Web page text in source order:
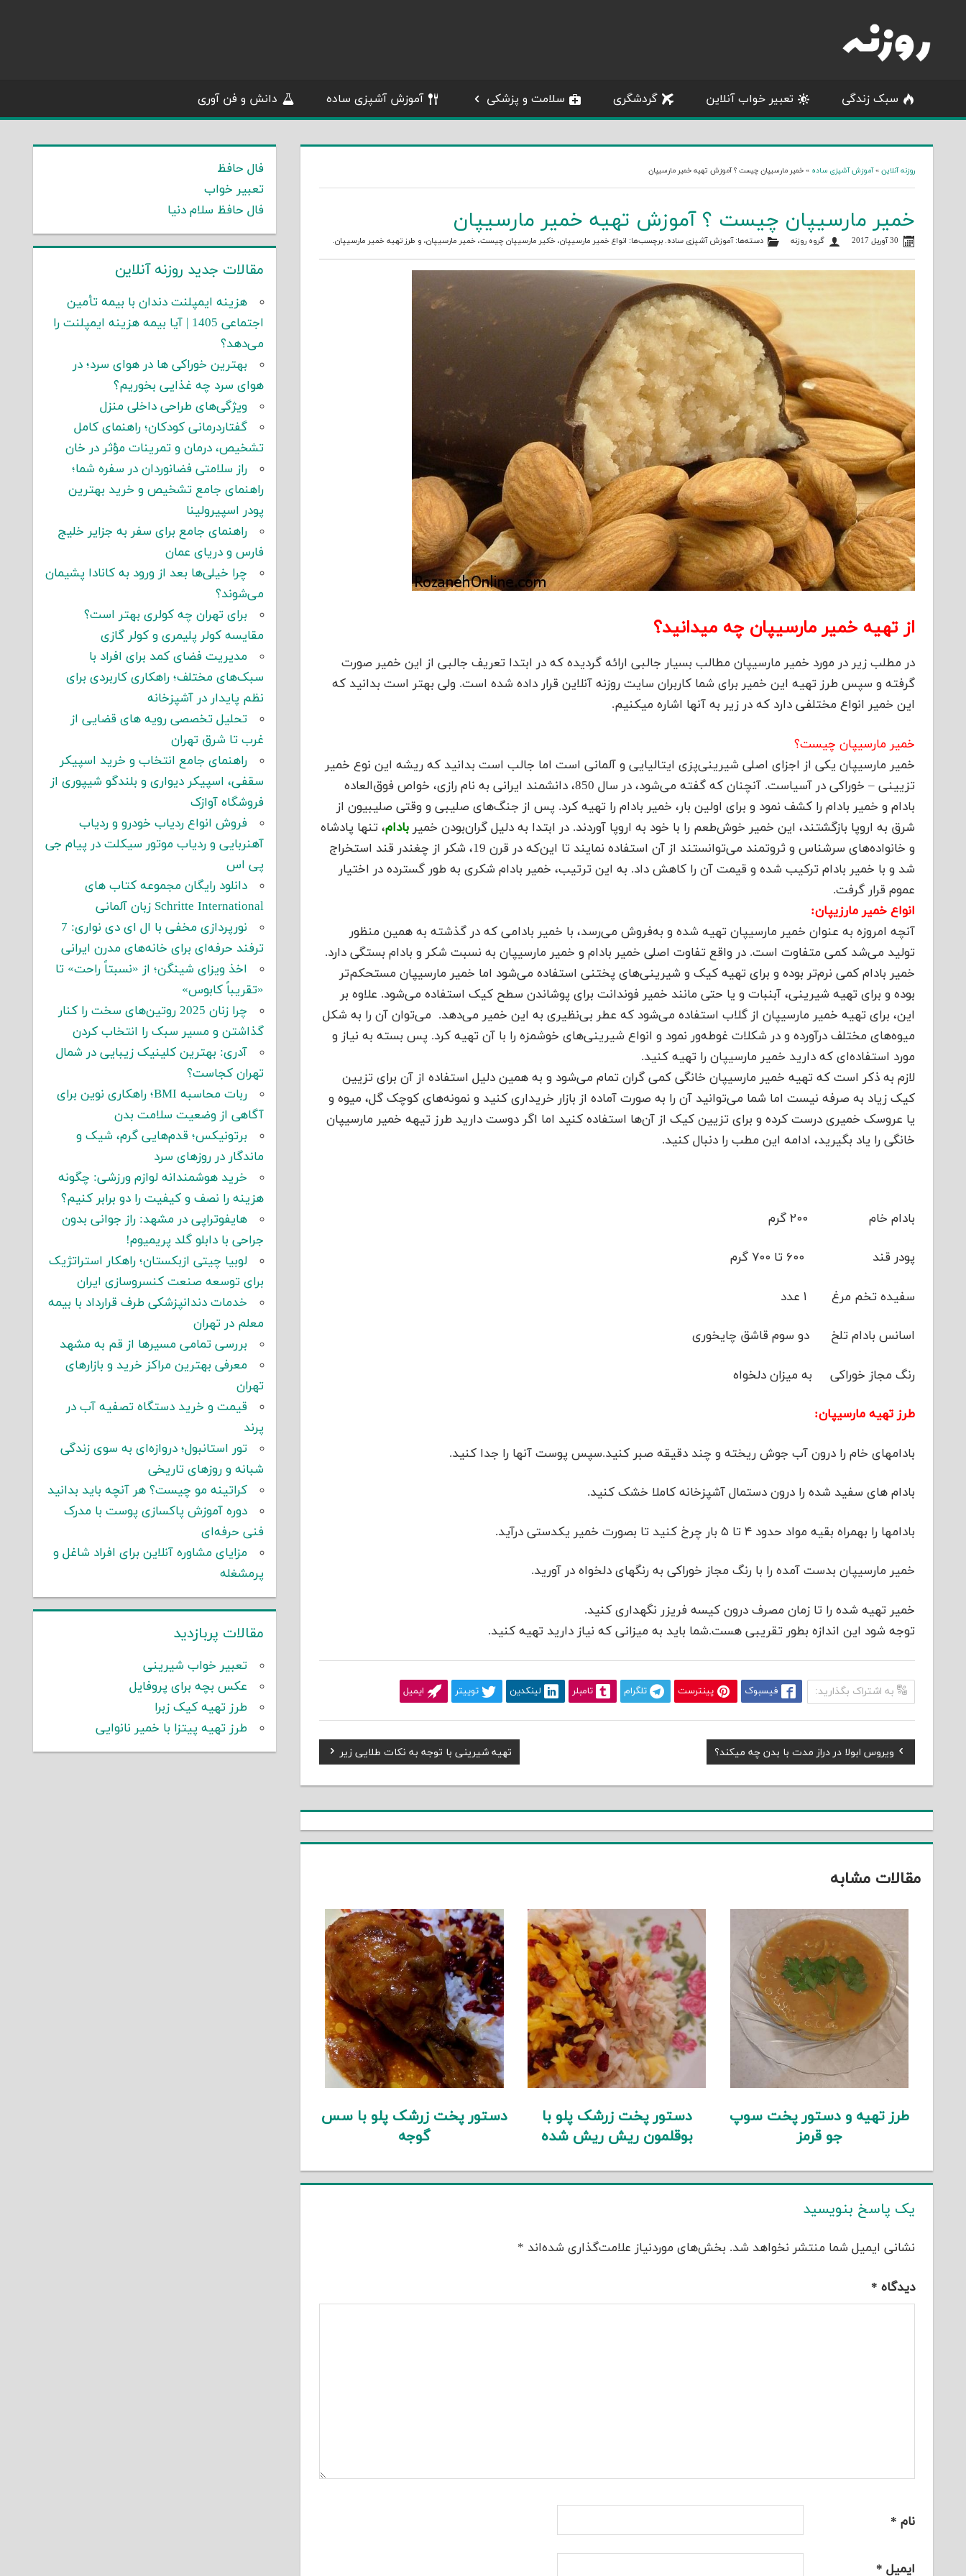
content
سبک زندگی تعبیر خواب آنلاین گردشگری سلامت و پزشکی آموزش آشپزی ساده دانش و فن آوری
روزنه آنلاین »آموزش آشپزی ساده »خمیر مارسیپان چیست ؟ آموزش تهیه خمیر مارسیپان
خمیر مارسیپان چیست ؟ آموزش تهیه خمیر مارسیپان
30 آوریل 2017 گروه روزنه دسته‌ها:آموزش آشپزی ساده. برچسب‌ها: انواع خمیر مارسیپان،خکیر مارسیپان چیست،خمیر مارسیپان، و طرز تهیه خمیر مارسیپان.
از تهیه خمیر مارسیپان چه میدانید؟
در مطلب زیر در مورد خمیر مارسیپان مطالب بسیار جالبی ارائه گردیده که در ابتدا تعریف جالبی از این خمیر صورت
گرفته و سپس طرز تهیه این خمیر برای شما کاربران سایت روزنه آنلاین قرار داده شده است. ولی بهتر است بدانید که
این خمیر انواع مختلفی دارد که در زیر به آنها اشاره میکنیم.
خمیر مارسیپان چیست؟
خمیر مارسیپان یکی از اجزای اصلی شیرینی‌پزی ایتالیایی و آلمانی است اما جالب است بدانید که ریشه این نوع خمیر
تزیینی – خوراکی در آسیاست. آنچنان که گفته می‌شود، در سال 850، دانشمند ایرانی به نام رازی، خواص فوق‌العاده
بادام و خمیر بادام را کشف نمود و برای اولین بار، خمیر بادام را تهیه کرد. پس از جنگ‌های صلیبی و وقتی صلیبیون از
شرق به اروپا بازگشتند، این خمیر خوش‌طعم را با خود به اروپا آوردند. در ابتدا به دلیل گران‌بودن خمیربادام، تنها پادشاه
و خانواده‌های سرشناس و ثروتمند می‌توانستند از آن استفاده نمایند تا این‌که در قرن 19، شکر از چغندر قند استخراج
شد و با خمیر بادام ترکیب شده و قیمت آن را کاهش داد. به این ترتیب، خمیر بادام شکری به طور گسترده در اختیار
عموم قرار گرفت.
انواع خمیر مارزیپان:
آنچه امروزه به عنوان خمیر مارسیپان تهیه شده و به‌فروش می‌رسد، با خمیر بادامی که در گذشته به همین منظور
تولید می‌شد کمی متفاوت است. در واقع تفاوت اصلی خمیر بادام و خمیر مارسیپان به نسبت شکر و بادام بستگی دارد.
خمیر بادام کمی نرم‌تر بوده و برای تهیه کیک و شیرینی‌های پختنی استفاده می‌شود اما خمیر مارسیپان مستحکم‌تر
بوده و برای تهیه شیرینی، آبنبات و یا حتی مانند خمیر فوندانت برای پوشاندن سطح کیک استفاده می‌شود. علاوه بر
این، برای تهیه خمیر مارسیپان از گلاب استفاده می‌شود که عطر بی‌نظیری به این خمیر می‌دهد. می‌توان آن را به شکل
میوه‌های مختلف درآورده و در شکلات غوطه‌ور نمود و انواع شیرینی‌های خوشمزه را با آن تهیه کرد. پس بسته به نیاز و
مورد استفاده‌ای که دارید خمیر مارسیپان را تهیه کنید.
لازم به ذکر است که تهیه خمیر مارسیپان خانگی کمی گران تمام می‌شود و به همین دلیل استفاده از آن برای تزیین
کیک زیاد به صرفه نیست اما شما می‌توانید آن را به صورت آماده از بازار خریداری کنید و نمونه‌های کوچک گل، میوه و
یا عروسک خمیری درست کرده و برای تزیین کیک از آن‌ها استفاده کنید اما اگر دوست دارید طرز تیهه خمیر مارسیپان
خانگی را یاد بگیرید، ادامه این مطب را دنبال کنید.
بادام خام ۲۰۰ گرم
پودر قند ۶۰۰ تا ۷۰۰ گرم
سفیده تخم مرغ ۱ عدد
اسانس بادام تلخ دو سوم قاشق چایخوری
رنگ مجاز خوراکی به میزان دلخواه
طرز تهیه مارسیپان:
بادامهای خام را درون آب جوش ریخته و چند دقیقه صبر کنید.سپس پوست آنها را جدا کنید.
بادام های سفید شده را درون دستمال آشپزخانه کاملا خشک کنید.
بادامها را بهمراه بقیه مواد حدود ۴ تا ۵ بار چرخ کنید تا بصورت خمیر یکدستی درآید.
خمیر مارسیپان بدست آمده را با رنگ مجاز خوراکی به رنگهای دلخواه در آورید.
خمیر تهیه شده را تا زمان مصرف درون کیسه فریزر نگهداری کنید.
توجه شود این اندازه بطور تقریبی هست.شما باید به میزانی که نیاز دارید تهیه کنید.
به اشتراک بگذارید: فیسبوک پینترست تلگرام تامبلر لینکدین توییتر ایمیل
راهبری
نوشته
Previous
Post:
ویروس ابولا در دراز مدت با بدن چه میکند؟
Next
Post:
تهیه شیرینی با توجه به نکات طلایی زیر
مقالات مشابه
طرز تهیه و دستور پخت سوپ
جو قرمز
دستور پخت زرشک پلو با
بوقلمون ریش ریش شده
دستور پخت زرشک پلو با سس
گوجه
یک پاسخ بنویسید
نشانی ایمیل شما منتشر نخواهد شد. بخش‌های موردنیاز علامت‌گذاری شده‌اند *
دیدگاه *
نام *
ایمیل *
فال حافظ
تعبیر خواب
فال حافظ سلام دنیا
مقالات جدید روزنه آنلاین
هزینه ایمپلنت دندان با بیمه تأمین
اجتماعی 1405 | آیا بیمه هزینه ایمپلنت را
می‌دهد؟
بهترین خوراکی ها در هوای سرد؛ در
هوای سرد چه غذایی بخوریم؟
ویژگی‌های طراحی داخلی منزل
گفتاردرمانی کودکان؛ راهنمای کامل
تشخیص، درمان و تمرینات مؤثر در خان
راز سلامتی فضانوردان در سفره شما؛
راهنمای جامع تشخیص و خرید بهترین
پودر اسپیرولینا
راهنمای جامع برای سفر به جزایر خلیج
فارس و دریای عمان
چرا خیلی‌ها بعد از ورود به کانادا پشیمان
می‌شوند؟
برای تهران چه کولری بهتر است؟
مقایسه کولر پلیمری و کولر گازی
مدیریت فضای کمد برای افراد با
سبک‌های مختلف؛ راهکاری کاربردی برای
نظم پایدار در آشپزخانه
تحلیل تخصصی رویه های قضایی از
غرب تا شرق تهران
راهنمای جامع انتخاب و خرید اسپیکر
سقفی، اسپیکر دیواری و بلندگو شیپوری از
فروشگاه آوازک
فروش انواع ردیاب خودرو و ردیاب
آهنربایی و ردیاب موتور سیکلت در پیام جی
پی اس
دانلود رایگان مجموعه کتاب های
Schritte International زبان آلمانی
نورپردازی مخفی با ال ای دی نواری: 7
ترفند حرفه‌ای برای خانه‌های مدرن ایرانی
اخذ ویزای شینگن؛ از «نسبتاً راحت» تا
«تقریباً کابوس»
چرا زنان 2025 روتین‌های سخت را کنار
گذاشتن و مسیر سبک را انتخاب کردن
آدری: بهترین کلینیک زیبایی در شمال
تهران کجاست؟
ربات محاسبه BMI؛ راهکاری نوین برای
آگاهی از وضعیت سلامت بدن
برتونیکس؛ قدم‌هایی گرم، شیک و
ماندگار در روزهای سرد
خرید هوشمندانه لوازم ورزشی: چگونه
هزینه را نصف و کیفیت را دو برابر کنیم؟
هایفوتراپی در مشهد: راز جوانی بدون
جراحی با دابلو گلد پریمیوم!
لوبیا چیتی ازبکستان؛ راهکار استراتژیک
برای توسعه صنعت کنسروسازی ایران
خدمات دندانپزشکی طرف قرارداد با بیمه
معلم در تهران
بررسی تمامی مسیرها از قم به مشهد
معرفی بهترین مراکز خرید و بازارهای
تهران
قیمت و خرید دستگاه تصفیه آب در
پرند
تور استانبول؛ دروازه‌ای به سوی زندگی
شبانه و روزهای تاریخی
کراتینه مو چیست؟ هر آنچه باید بدانید
دوره آموزش پاکسازی پوست با مدرک
فنی حرفه‌ای
مزایای مشاوره آنلاین برای افراد شاغل و
پرمشغله
مقالات پربازدید
تعبیر خواب شیرینی
عکس بچه برای پروفایل
طرز تهیه کیک زبرا
طرز تهیه پیتزا با خمیر نانوایی